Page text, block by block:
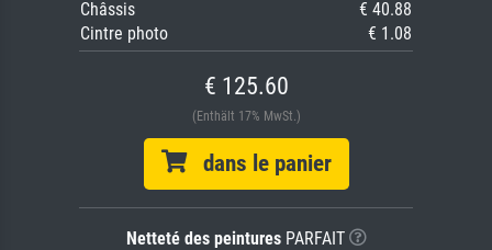
Châssis
€ 40.88
Cintre photo
€ 1.08
€ 125.60
(Enthält 17% MwSt.)
dans le panier
Netteté des peinturesPARFAIT